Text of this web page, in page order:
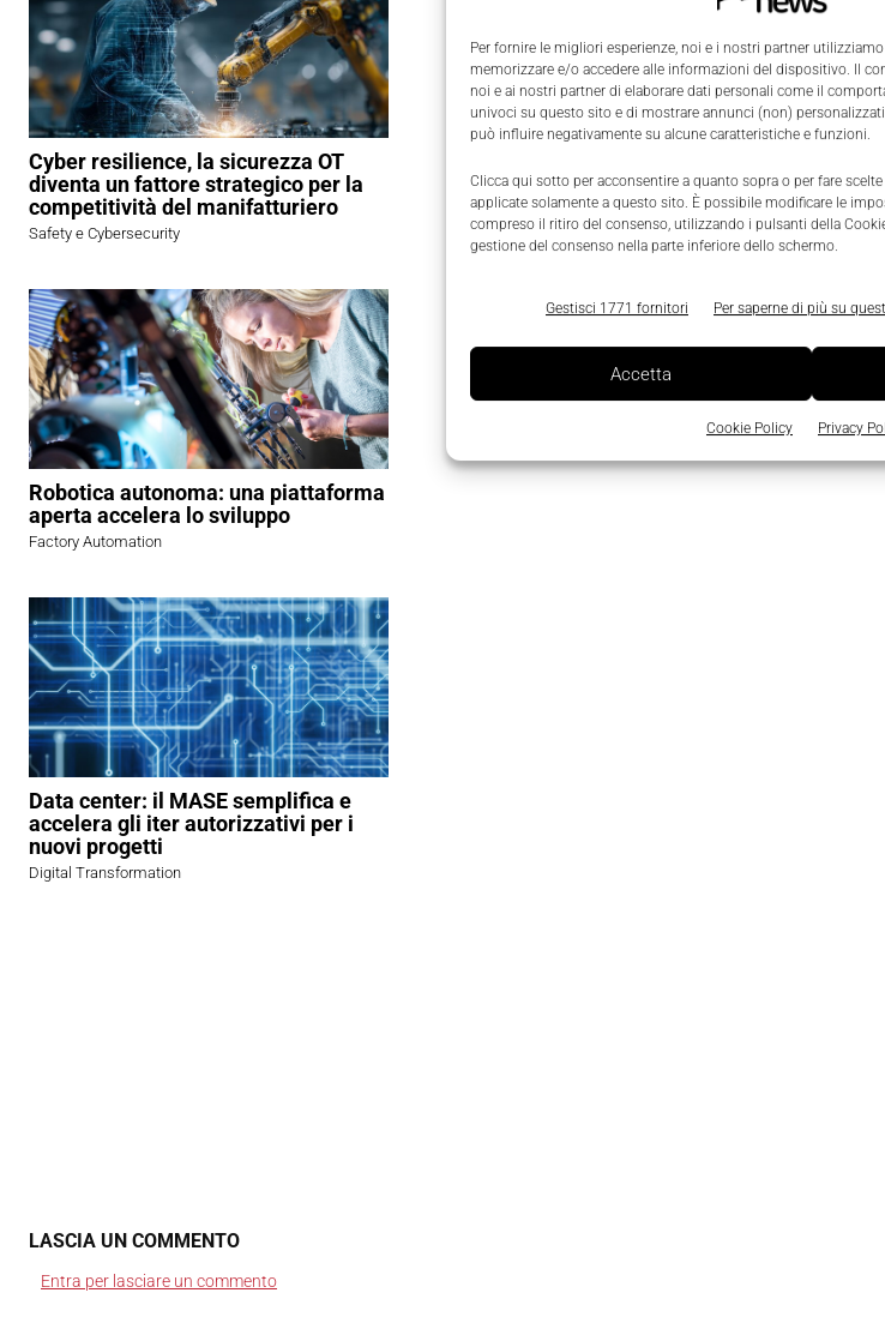
Per fornire le migliori esperienze, noi e i nostri partner
memorizzare e/o accedere alle informazioni del dispositivo. Il
noi e ai nostri partner di elaborare dati personali come il
univoci su questo sito e di mostrare annunci (non)
può influire negativamente su alcune caratteristiche e funzioni.
Clicca qui sotto per acconsentire a quanto sopra o per fare
applicate solamente a questo sito. È possibile modificare le
compreso il ritiro del consenso, utilizzando i pulsanti della
gestione del consenso nella parte inferiore dello schermo.
Gestisci 1771 fornitori Per saperne di più su
Accetta
Cookie Policy Privacy
Cyber resilience, la sicurezza OT
diventa un fattore strategico per la
competitività del manifatturiero
Safety e Cybersecurity
Robotica autonoma: una piattaforma
aperta accelera lo sviluppo
Factory Automation
Data center: il MASE semplifica e
accelera gli iter autorizzativi per i
nuovi progetti
Digital Transformation
LASCIA UN COMMENTO
Entra per lasciare un commento